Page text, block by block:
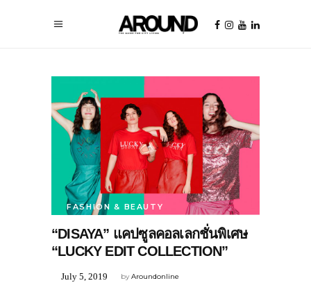
FASHION & BEAUTY
“DISAYA” แคปซูลคอลเลกชั่นพิเศษ
“LUCKY EDIT COLLECTION”
byAroundonline
July 5, 2019